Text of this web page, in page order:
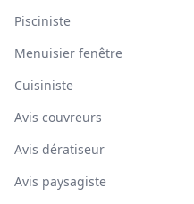
Pisciniste
Menuisier fenêtre
Cuisiniste
Avis couvreurs
Avis dératiseur
Avis paysagiste